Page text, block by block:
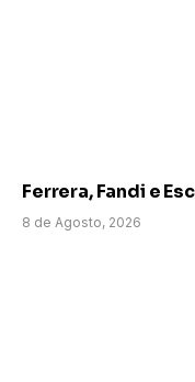
Ferrera, Fandi e
8 de Agosto, 2026